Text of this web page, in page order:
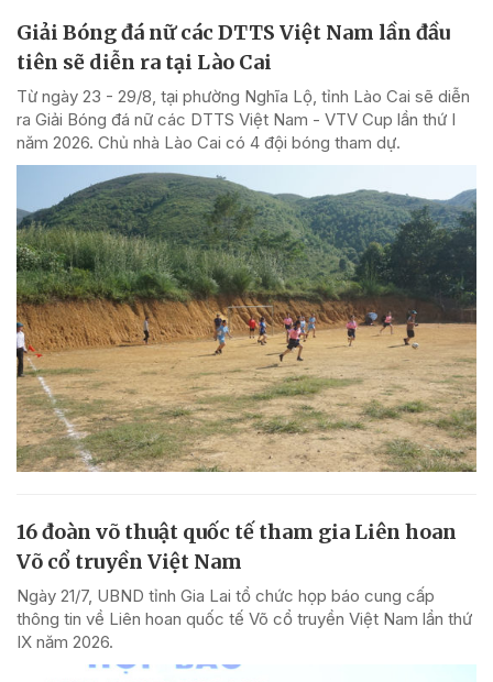
Giải Bóng đá nữ các DTTS Việt Nam lần đầu
tiên sẽ diễn ra tại Lào Cai
Từ ngày 23 - 29/8, tại phường Nghĩa Lộ, tỉnh Lào Cai sẽ diễn
ra Giải Bóng đá nữ các DTTS Việt Nam - VTV Cup lần thứ I
năm 2026. Chủ nhà Lào Cai có 4 đội bóng tham dự.
16 đoàn võ thuật quốc tế tham gia Liên hoan
Võ cổ truyền Việt Nam
Ngày 21/7, UBND tỉnh Gia Lai tổ chức họp báo cung cấp
thông tin về Liên hoan quốc tế Võ cổ truyền Việt Nam lần thứ
IX năm 2026.